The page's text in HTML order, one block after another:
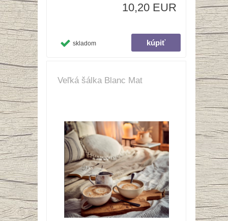
10,20 EUR
skladom
Veľká šálka Blanc Mat